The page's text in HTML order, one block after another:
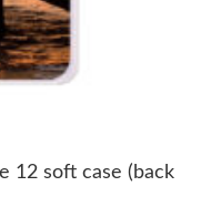
12 soft case (back